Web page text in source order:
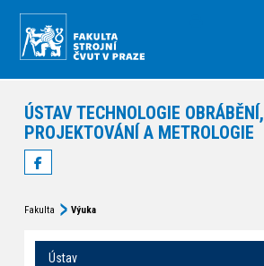
ÚSTAV TECHNOLOGIE OBRÁBĚNÍ,
PROJEKTOVÁNÍ A METROLOGIE
Fakulta Výuka
Ústav